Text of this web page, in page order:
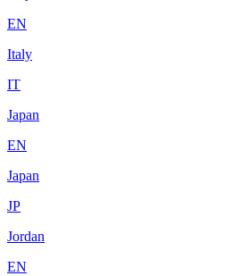
EN
Italy
IT
Japan
EN
Japan
JP
Jordan
EN